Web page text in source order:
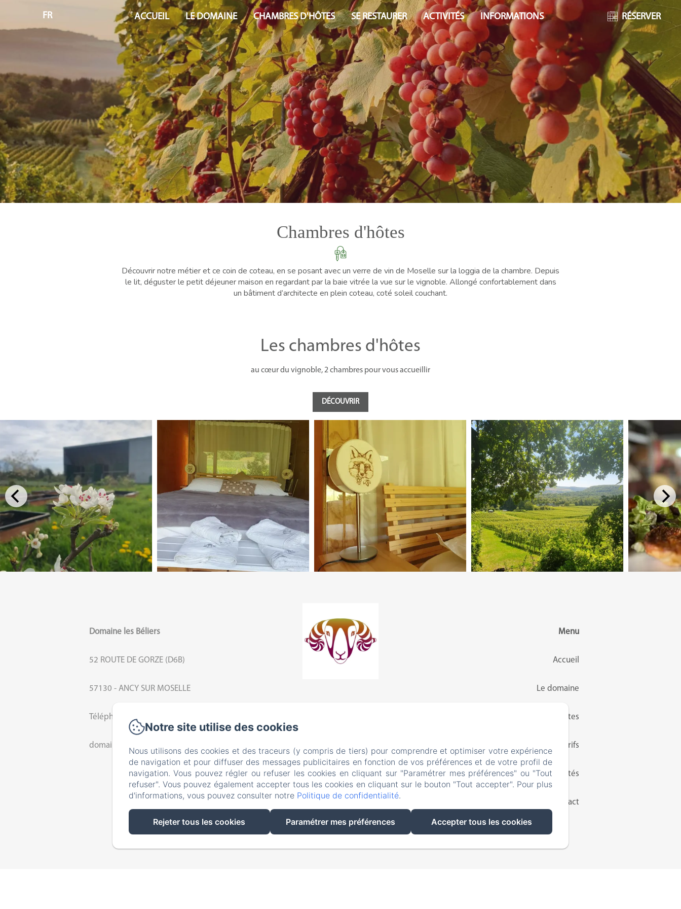
FR ACCUEIL LE DOMAINE CHAMBRES D'HÔTES SE RESTAURER ACTIVITÉS INFORMATIONS RÉSERVER
Chambres d'hôtes
Découvrir notre métier et ce coin de coteau, en se posant avec un verre de vin de Moselle sur la loggia de la chambre. Depuis
le lit, déguster le petit déjeuner maison en regardant par la baie vitrée la vue sur le vignoble. Allongé confortablement dans
un bâtiment d’architecte en plein coteau, coté soleil couchant.
Les chambres d'hôtes
au cœur du vignoble, 2 chambres pour vous accueillir
DÉCOUVRIR
Domaine les Béliers
52 ROUTE DE GORZE (D6B)
57130 - ANCY SUR MOSELLE
Téléphone: 0387309148
domaine.beliers@orange.fr
EN FR
Créé par Amenitiz
Menu
Accueil
Le domaine
Chambres d'hôtes
Tarifs
Activités
Contact
Notre site utilise des cookies
Nous utilisons des cookies et des traceurs (y compris de tiers) pour comprendre et optimiser votre expérience
de navigation et pour diffuser des messages publicitaires en fonction de vos préférences et de votre profil de
navigation. Vous pouvez régler ou refuser les cookies en cliquant sur "Paramétrer mes préférences" ou "Tout
refuser". Vous pouvez également accepter tous les cookies en cliquant sur le bouton "Tout accepter". Pour plus
d'informations, vous pouvez consulter notre Politique de confidentialité.
Rejeter tous les cookies Paramétrer mes préférences Accepter tous les cookies